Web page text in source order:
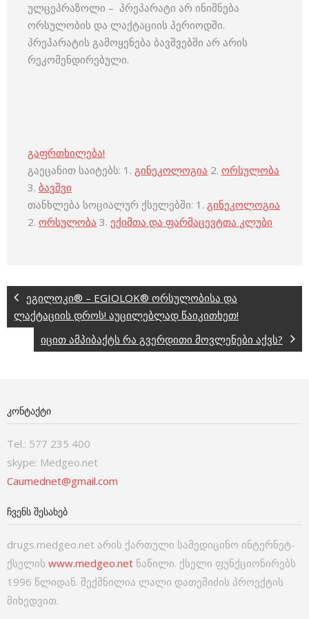
ულცეპრაზოლი – პრეპარატი არ ინიშნება
ორსულობის და ლაქტაციის პერიოდში.
პრეპარატის გამოყენება ბავშვებში არ არის
რეკომენდირებული.
გაფრთხილება!
გაეცანით საიტებს: 1. გინეკოლოგია 2. ორსულობა
3. ბავშვი
თანხლება სოციალურ ქსელებში: 1. გინეკოლოგია
2. ორსულობა 3. ექიმთა და ფარმაცევტთა კლუბი
ეგილოკი® – EGIOLOK® ორსულობისა და
ლაქტაციის დროს! აუცილებლად წაიკითხეთ!
იცით ამპიბაქტს რა გვერდითი მოვლენები აქვს?
ᲙᲝᲜᲢᲐᲥᲢᲘ
Tel.: 577 235 400
skype: Medgeo.net
Caumednet@gmail.com
ᲩᲕᲔᲜᲡ ᲨᲔᲡᲐᲮᲔᲑ
drugs.medgeo.net არის ქართული სამედიცინო ინტერნეტ-
ქსელის www.medgeo.net ნაწილი. ქსელი ფუნქციონირებს
1996 წლიდან. შექმნილია ლალი დათეშიძის პროექტის
მიხედვით.